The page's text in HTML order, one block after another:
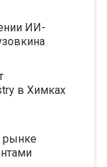
ИИ-
в Химках
рынке